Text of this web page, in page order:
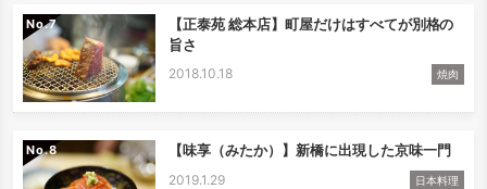
No.
【正泰苑 総本店】町屋だけはすべてが別格の
旨さ
2018.10.18 焼肉
No. 【味享（みたか）】新橋に出現した京味一門
2019.1.29 日本料理